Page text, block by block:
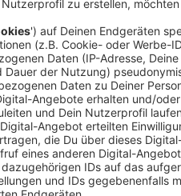
Das bieten wir euch:
Wichtige und aktuelle
alsPush-Nachricht
LokaleNachrichten aus
Playlists
Das Antenne Düsseldorf-
Den direktenWhatsApp-